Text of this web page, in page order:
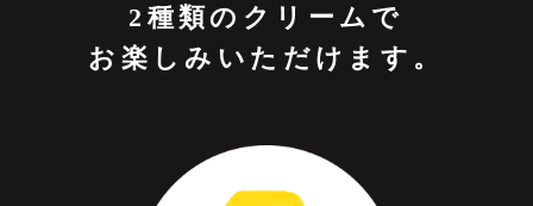
特定商取引法に基づく表記
2種類のクリームで
お楽しみいただけます。